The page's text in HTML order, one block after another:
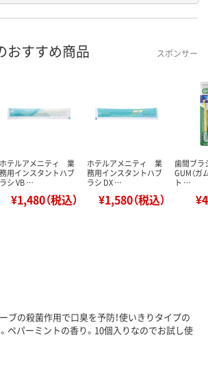
おすすめ商品 スポンサー
ホテルアメニティ 業
務用インスタントハブ
ラシ VB …
¥1,480（税込）
ホテルアメニティ 業
務用インスタントハブ
ラシ DX …
¥1,580（税込）
歯間ブラ
GUM（ガ
ト …
ブの殺菌作用で口臭を予防！使いきりタイプの
ペパーミントの香り。10個入りなのでお試し使